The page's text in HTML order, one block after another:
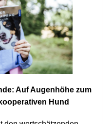
Auf Augenhöhe zum
Hund